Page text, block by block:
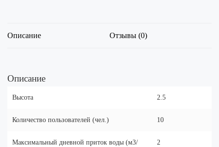
Описание Отзывы (0)
Описание
Высота 2.5
Количество пользователей (чел.) 10
Максимальный дневной приток воды (м3/
2